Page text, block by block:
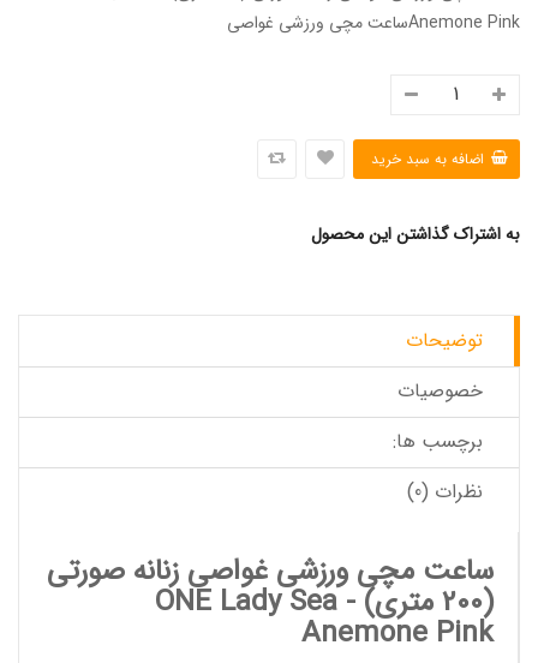
Anemone Pinkساعت مچی ورزشی غواصی
به اشتراک گذاشتن این محصول
توضیحات
خصوصیات
برچسب ها:
نظرات (0)
ساعت مچی ورزشی غواصی زنانه صورتی
(200 متری) - ONE Lady Sea
Anemone Pink